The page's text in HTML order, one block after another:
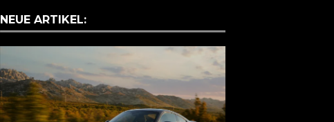
NEUE ARTIKEL: